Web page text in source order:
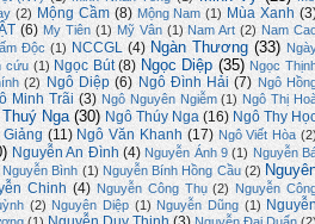
(2) Mộng Cầm (8) Mộng Nam (1) Mùa Xanh
(6) My Tiên (1) Mỹ Vân (1) Nam Art (2) Nam
Độc (1) NCCGL (4) Ngàn Thương (33)
cứu (1) Ngọc Bút (8) Ngọc Diệp (35) Ngọc
(2) Ngô Diệp (6) Ngô Đình Hải (7) Ngô
Minh Trãi (3) Ngô Nguyên Ngiễm (1) Ngô Thị
Thuý Nga (30) Ngô Thúy Nga (16) Ngô Thy
(11) Ngô Văn Khanh (17) Ngô Viết Hòa
Nguyễn An Đình (4) Nguyễn Ánh 9 (1) Nguyễn
Nguyễn Bình (1) Nguyễn Bính Hồng Cầu (2)
Chinh (4) Nguyễn Công Thụ (2) Nguyễn
(2) Nguyên Diệp (1) Nguyễn Dũng (1)